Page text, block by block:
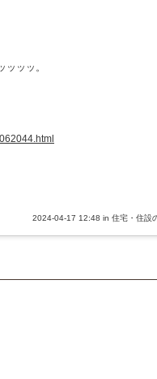
ッッ。
2024-04-17 12:48 in 住宅・住設